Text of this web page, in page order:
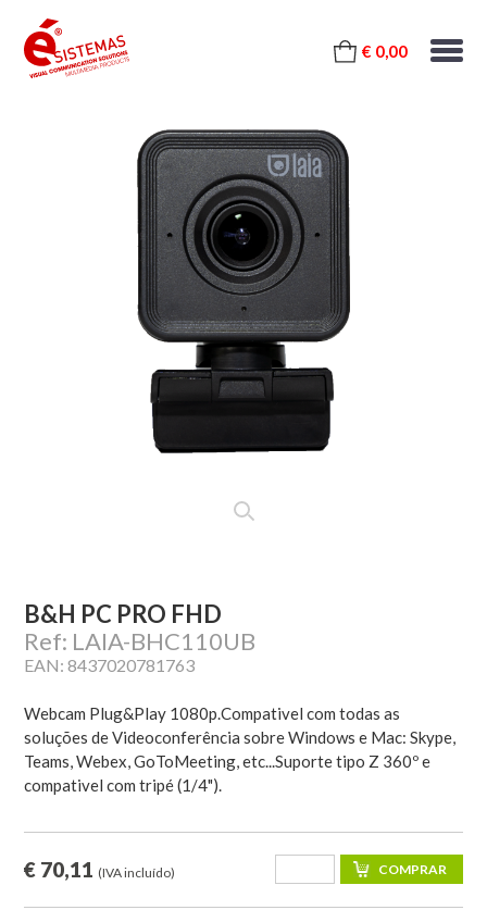
€ 0,00
B&H PC PRO FHD
Ref: LAIA-BHC110UB
EAN: 8437020781763
Webcam Plug&Play 1080p.Compativel com todas as
soluções de Videoconferência sobre Windows e Mac: Skype,
Teams, Webex, GoToMeeting, etc...Suporte tipo Z 360º e
compativel com tripé (1/4").
€ 70,11 (IVA incluído)